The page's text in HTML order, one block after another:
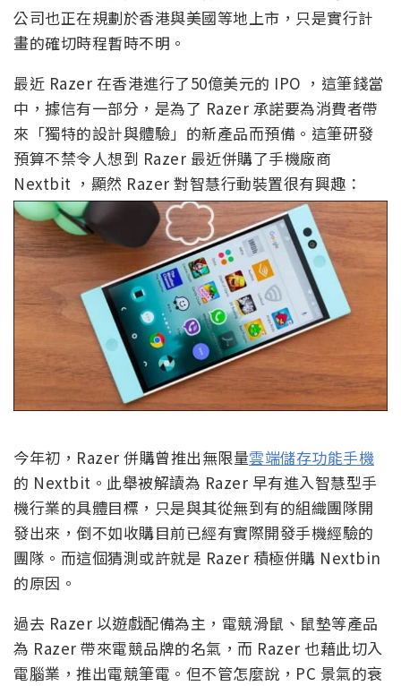
公司也正在規劃於香港與美國等地上市，只是實行計
畫的確切時程暫時不明。
最近 Razer 在香港進行了50億美元的 IPO ，這筆錢當
中，據信有一部分，是為了 Razer 承諾要為消費者帶
來「獨特的設計與體驗」的新產品而預備。這筆研發
預算不禁令人想到 Razer 最近併購了手機廠商
Nextbit ，顯然 Razer 對智慧行動裝置很有興趣：
今年初，Razer 併購曾推出無限量雲端儲存功能手機
的 Nextbit。此舉被解讀為 Razer 早有進入智慧型手
機行業的具體目標，只是與其從無到有的組織團隊開
發出來，倒不如收購目前已經有實際開發手機經驗的
團隊。而這個猜測或許就是 Razer 積極併購 Nextbin
的原因。
過去 Razer 以遊戲配備為主，電競滑鼠、鼠墊等產品
為 Razer 帶來電競品牌的名氣，而 Razer 也藉此切入
電腦業，推出電競筆電。但不管怎麼說，PC 景氣的衰